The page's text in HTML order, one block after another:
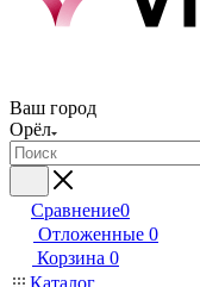
Ваш город
Орёл
Сравнение0
Отложенные 0
Корзина 0
Каталог